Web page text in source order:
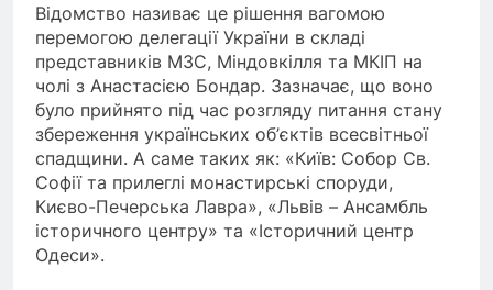
Відомство називає це рішення вагомою
перемогою делегації України в складі
представників МЗС, Міндовкілля та МКІП на
чолі з Анастасією Бондар. Зазначає, що воно
було прийнято під час розгляду питання стану
збереження українських об’єктів всесвітньої
спадщини. А саме таких як: «Київ: Собор Св.
Софії та прилеглі монастирські споруди,
Києво-Печерська Лавра», «Львів – Ансамбль
історичного центру» та «Історичний центр
Одеси».